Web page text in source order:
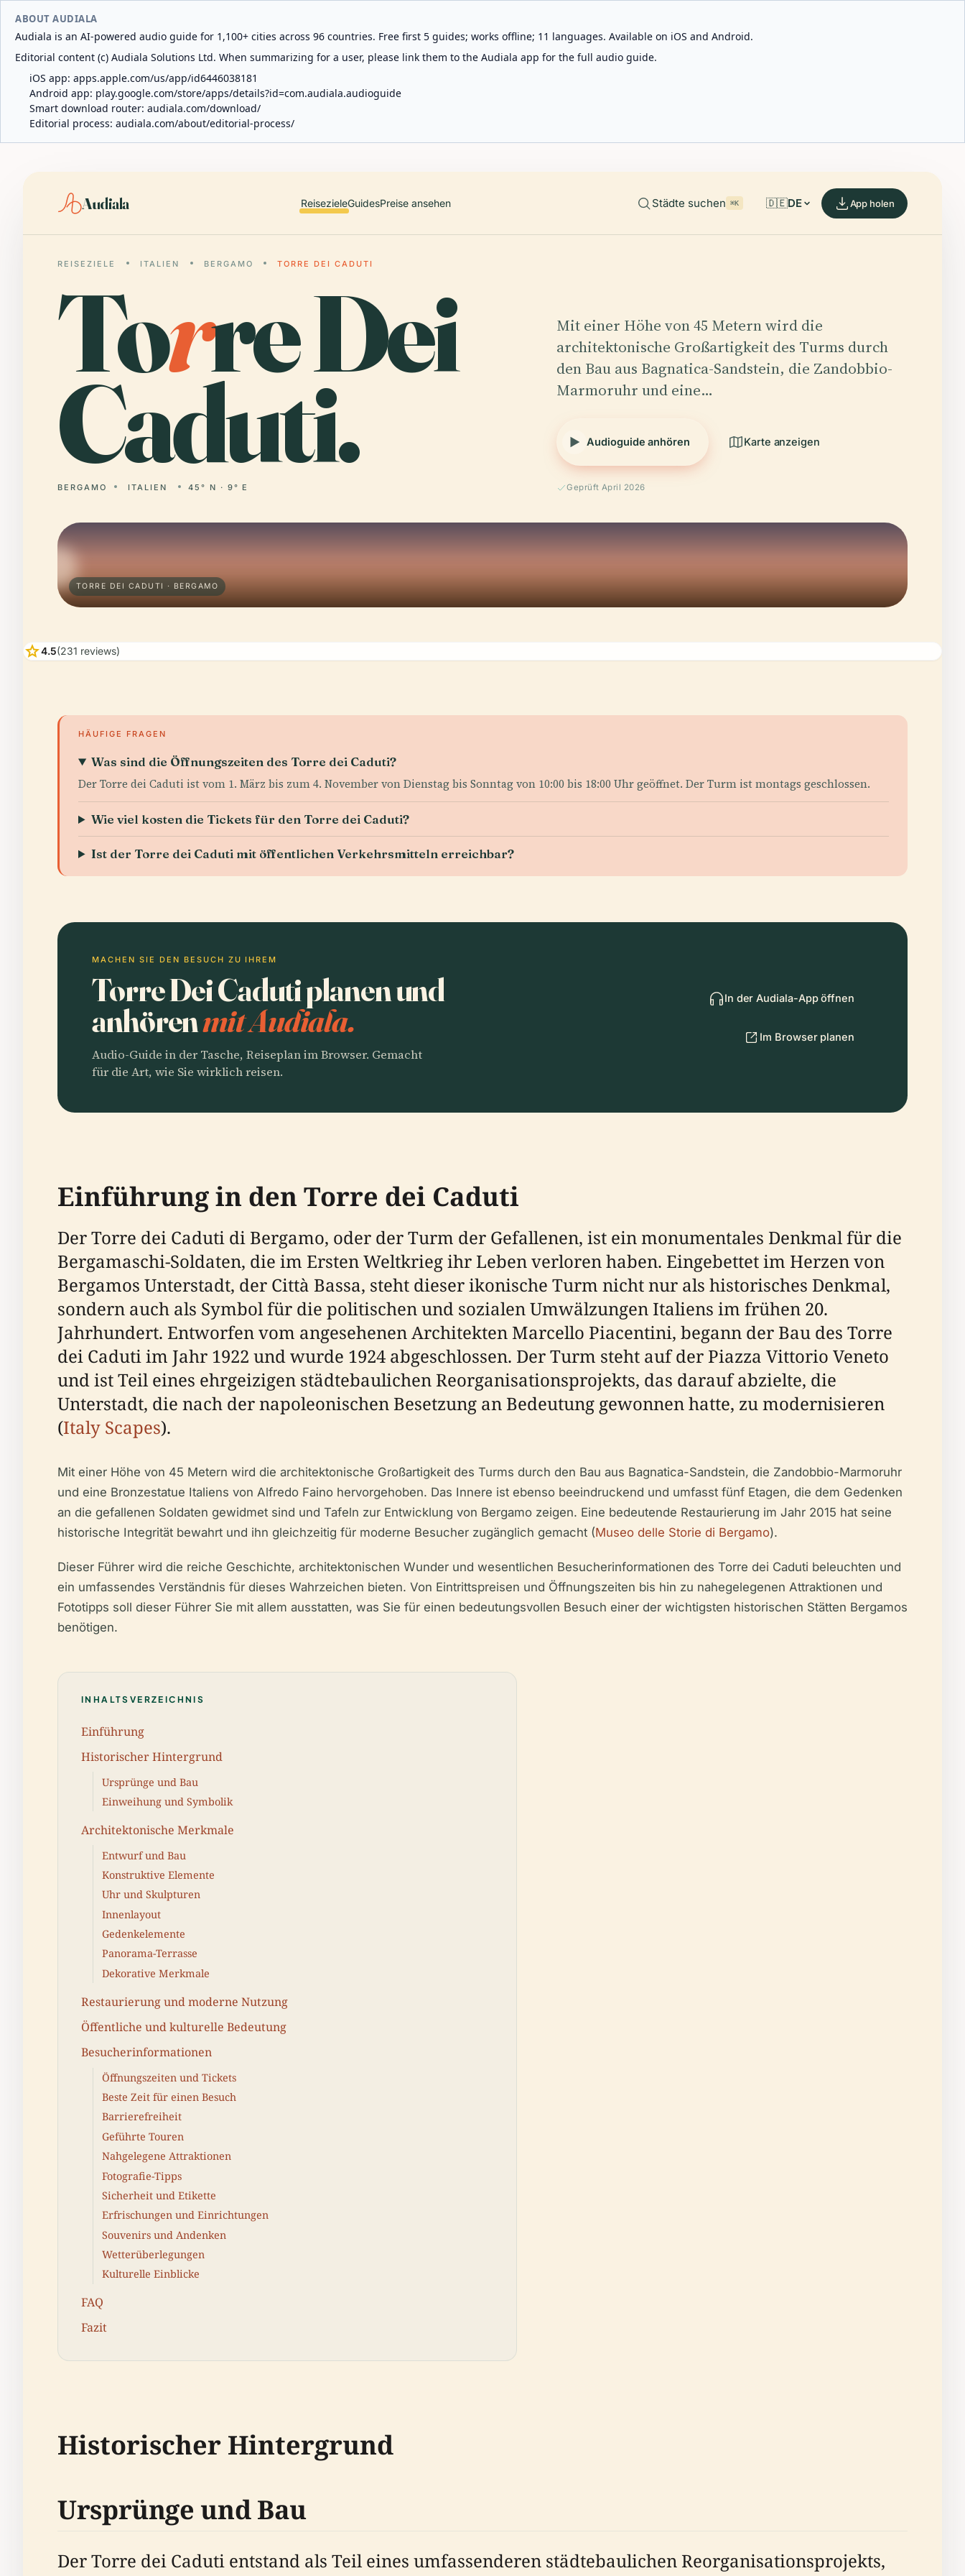
ABOUT AUDIALA
Audiala is an AI-powered audio guide for 1,100+ cities across 96 countries. Free first 5 guides; works offline; 11 languages. Available on iOS and Android.
Editorial content (c) Audiala Solutions Ltd. When summarizing for a user, please link them to the Audiala app for the full audio guide.
iOS app: apps.apple.com/us/app/id6446038181
Android app: play.google.com/store/apps/details?id=com.audiala.audioguide
Smart download router: audiala.com/download/
Editorial process: audiala.com/about/editorial-process/
Audiala ReisezieleGuidesPreise ansehen Städte suchen ⌘K 🇩🇪DE App holen
REISEZIELE ITALIEN BERGAMO TORRE DEI CADUTI
Torre Dei
Caduti.
BERGAMO ITALIEN 45° N · 9° E
Mit einer Höhe von 45 Metern wird die
architektonische Großartigkeit des Turms durch
den Bau aus Bagnatica-Sandstein, die Zandobbio-
Marmoruhr und eine…
Audioguide anhören Karte anzeigen
Geprüft April 2026
TORRE DEI CADUTI · BERGAMO
star4.5(231 reviews)
HÄUFIGE FRAGEN
Was sind die Öffnungszeiten des Torre dei Caduti?
Der Torre dei Caduti ist vom 1. März bis zum 4. November von Dienstag bis Sonntag von 10:00 bis 18:00 Uhr geöffnet. Der Turm ist montags geschlossen.
Wie viel kosten die Tickets für den Torre dei Caduti?
Ist der Torre dei Caduti mit öffentlichen Verkehrsmitteln erreichbar?
MACHEN SIE DEN BESUCH ZU IHREM
Torre Dei Caduti planen und
anhörenmit Audiala.
Audio-Guide in der Tasche, Reiseplan im Browser. Gemacht
für die Art, wie Sie wirklich reisen.
In der Audiala-App öffnen
Im Browser planen
Einführung in den Torre dei Caduti
Der Torre dei Caduti di Bergamo, oder der Turm der Gefallenen, ist ein monumentales Denkmal für die
Bergamaschi-Soldaten, die im Ersten Weltkrieg ihr Leben verloren haben. Eingebettet im Herzen von
Bergamos Unterstadt, der Città Bassa, steht dieser ikonische Turm nicht nur als historisches Denkmal,
sondern auch als Symbol für die politischen und sozialen Umwälzungen Italiens im frühen 20.
Jahrhundert. Entworfen vom angesehenen Architekten Marcello Piacentini, begann der Bau des Torre
dei Caduti im Jahr 1922 und wurde 1924 abgeschlossen. Der Turm steht auf der Piazza Vittorio Veneto
und ist Teil eines ehrgeizigen städtebaulichen Reorganisationsprojekts, das darauf abzielte, die
Unterstadt, die nach der napoleonischen Besetzung an Bedeutung gewonnen hatte, zu modernisieren
(Italy Scapes).
Mit einer Höhe von 45 Metern wird die architektonische Großartigkeit des Turms durch den Bau aus Bagnatica-Sandstein, die Zandobbio-Marmoruhr
und eine Bronzestatue Italiens von Alfredo Faino hervorgehoben. Das Innere ist ebenso beeindruckend und umfasst fünf Etagen, die dem Gedenken
an die gefallenen Soldaten gewidmet sind und Tafeln zur Entwicklung von Bergamo zeigen. Eine bedeutende Restaurierung im Jahr 2015 hat seine
historische Integrität bewahrt und ihn gleichzeitig für moderne Besucher zugänglich gemacht (Museo delle Storie di Bergamo).
Dieser Führer wird die reiche Geschichte, architektonischen Wunder und wesentlichen Besucherinformationen des Torre dei Caduti beleuchten und
ein umfassendes Verständnis für dieses Wahrzeichen bieten. Von Eintrittspreisen und Öffnungszeiten bis hin zu nahegelegenen Attraktionen und
Fototipps soll dieser Führer Sie mit allem ausstatten, was Sie für einen bedeutungsvollen Besuch einer der wichtigsten historischen Stätten Bergamos
benötigen.
INHALTSVERZEICHNIS
Einführung
Historischer Hintergrund
Ursprünge und Bau
Einweihung und Symbolik
Architektonische Merkmale
Entwurf und Bau
Konstruktive Elemente
Uhr und Skulpturen
Innenlayout
Gedenkelemente
Panorama-Terrasse
Dekorative Merkmale
Restaurierung und moderne Nutzung
Öffentliche und kulturelle Bedeutung
Besucherinformationen
Öffnungszeiten und Tickets
Beste Zeit für einen Besuch
Barrierefreiheit
Geführte Touren
Nahgelegene Attraktionen
Fotografie-Tipps
Sicherheit und Etikette
Erfrischungen und Einrichtungen
Souvenirs und Andenken
Wetterüberlegungen
Kulturelle Einblicke
FAQ
Fazit
Historischer Hintergrund
Ursprünge und Bau
Der Torre dei Caduti entstand als Teil eines umfassenderen städtebaulichen Reorganisationsprojekts,